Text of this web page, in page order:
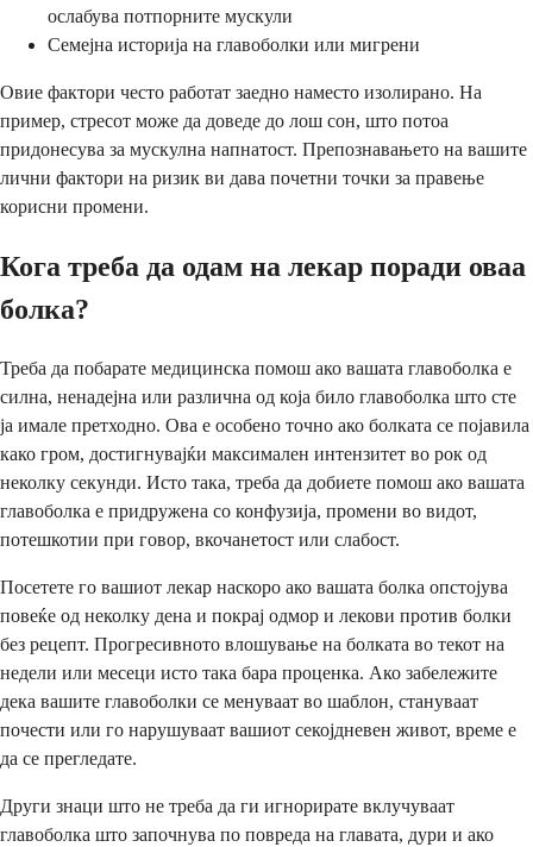
ослабува потпорните мускули
Семејна историја на главоболки или мигрени
Овие фактори често работат заедно наместо изолирано. На
пример, стресот може да доведе до лош сон, што потоа
придонесува за мускулна напнатост. Препознавањето на вашите
лични фактори на ризик ви дава почетни точки за правење
корисни промени.
Кога треба да одам на лекар поради оваа
болка?
Треба да побарате медицинска помош ако вашата главоболка е
силна, ненадејна или различна од која било главоболка што сте
ја имале претходно. Ова е особено точно ако болката се појавила
како гром, достигнувајќи максимален интензитет во рок од
неколку секунди. Исто така, треба да добиете помош ако вашата
главоболка е придружена со конфузија, промени во видот,
потешкотии при говор, вкочанетост или слабост.
Посетете го вашиот лекар наскоро ако вашата болка опстојува
повеќе од неколку дена и покрај одмор и лекови против болки
без рецепт. Прогресивното влошување на болката во текот на
недели или месеци исто така бара проценка. Ако забележите
дека вашите главоболки се менуваат во шаблон, стануваат
почести или го нарушуваат вашиот секојдневен живот, време е
да се прегледате.
Други знаци што не треба да ги игнорирате вклучуваат
главоболка што започнува по повреда на главата, дури и ако